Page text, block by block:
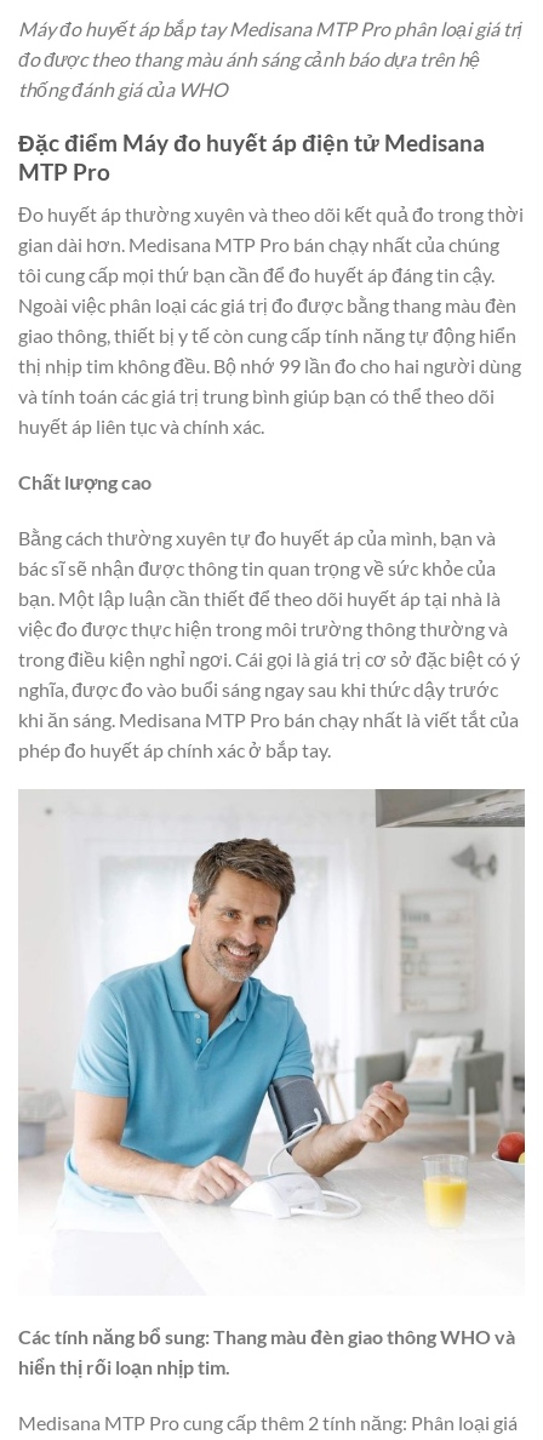
Máy đo huyết áp bắp tay Medisana MTP Pro phân loại giá trị
đo được theo thang màu ánh sáng cảnh báo dựa trên hệ
thống đánh giá của WHO
Đặc điểm Máy đo huyết áp điện tử Medisana
MTP Pro
Đo huyết áp thường xuyên và theo dõi kết quả đo trong thời
gian dài hơn. Medisana MTP Pro bán chạy nhất của chúng
tôi cung cấp mọi thứ bạn cần để đo huyết áp đáng tin cậy.
Ngoài việc phân loại các giá trị đo được bằng thang màu đèn
giao thông, thiết bị y tế còn cung cấp tính năng tự động hiển
thị nhịp tim không đều. Bộ nhớ 99 lần đo cho hai người dùng
và tính toán các giá trị trung bình giúp bạn có thể theo dõi
huyết áp liên tục và chính xác.
Chất lượng cao
Bằng cách thường xuyên tự đo huyết áp của mình, bạn và
bác sĩ sẽ nhận được thông tin quan trọng về sức khỏe của
bạn. Một lập luận cần thiết để theo dõi huyết áp tại nhà là
việc đo được thực hiện trong môi trường thông thường và
trong điều kiện nghỉ ngơi. Cái gọi là giá trị cơ sở đặc biệt có ý
nghĩa, được đo vào buổi sáng ngay sau khi thức dậy trước
khi ăn sáng. Medisana MTP Pro bán chạy nhất là viết tắt của
phép đo huyết áp chính xác ở bắp tay.
Các tính năng bổ sung: Thang màu đèn giao thông WHO và
hiển thị rối loạn nhịp tim.
Medisana MTP Pro cung cấp thêm 2 tính năng: Phân loại giá